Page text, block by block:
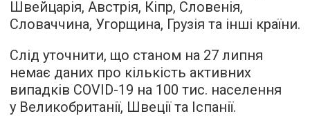
Швейцарія, Австрія, Кіпр, Словенія,
Словаччина, Угорщина, Грузія та інші країни.
Слід уточнити, що станом на 27 липня
немає даних про кількість активних
випадків COVID-19 на 100 тис. населення
у Великобританії, Швеції та Іспанії.